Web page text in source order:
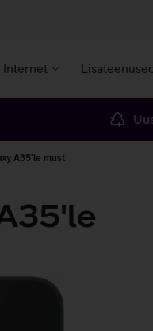
Internet
A35'le must